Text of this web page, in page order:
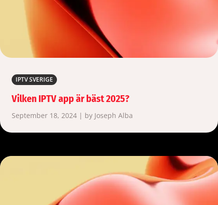
IPTV SVERIGE
Vilken IPTV app är bäst 2025?
September 18, 2024 | by Joseph Alba